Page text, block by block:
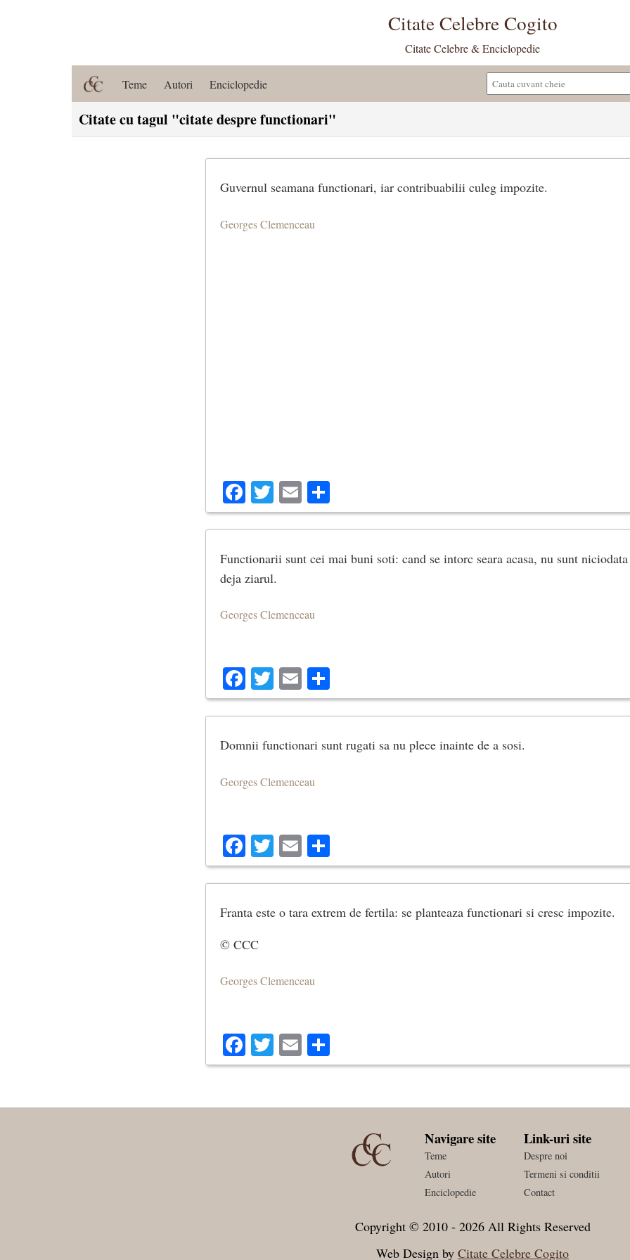
Citate Celebre Cogito
Citate Celebre & Enciclopedie
Teme Autori Enciclopedie
Citate cu tagul "citate despre functionari"
Guvernul seamana functionari, iar contribuabilii culeg impozite.
Georges Clemenceau
Facebook
Twitter
Email
Functionarii sunt cei mai buni soti: cand se intorc seara acasa, nu sunt
deja ziarul.
Georges Clemenceau
Facebook
Twitter
Email
Domnii functionari sunt rugati sa nu plece inainte de a sosi.
Georges Clemenceau
Facebook
Twitter
Email
Franta este o tara extrem de fertila: se planteaza functionari si cresc impozite.
© CCC
Georges Clemenceau
Facebook
Twitter
Email
Navigare site
Teme
Autori
Enciclopedie
Link-uri site
Despre noi
Termeni si conditii
Contact
Copyright © 2010 - 2026 All Rights Reserved
Web Design by Citate Celebre Cogito